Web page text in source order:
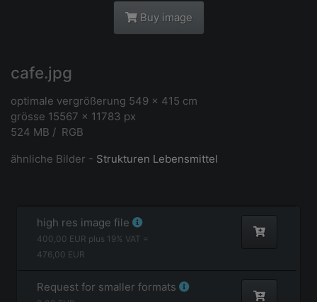
Buy image
cafe.jpg
optimale vergrößerung 549 x 415 cm
grösse 15567 x 11783 px
524 MB / RGB
ähnliche Bilder - Strukturen Lebensmittel
high res image file
400,00 EUR plus 19% VAT =
476,00 EUR
Request for smaller formats